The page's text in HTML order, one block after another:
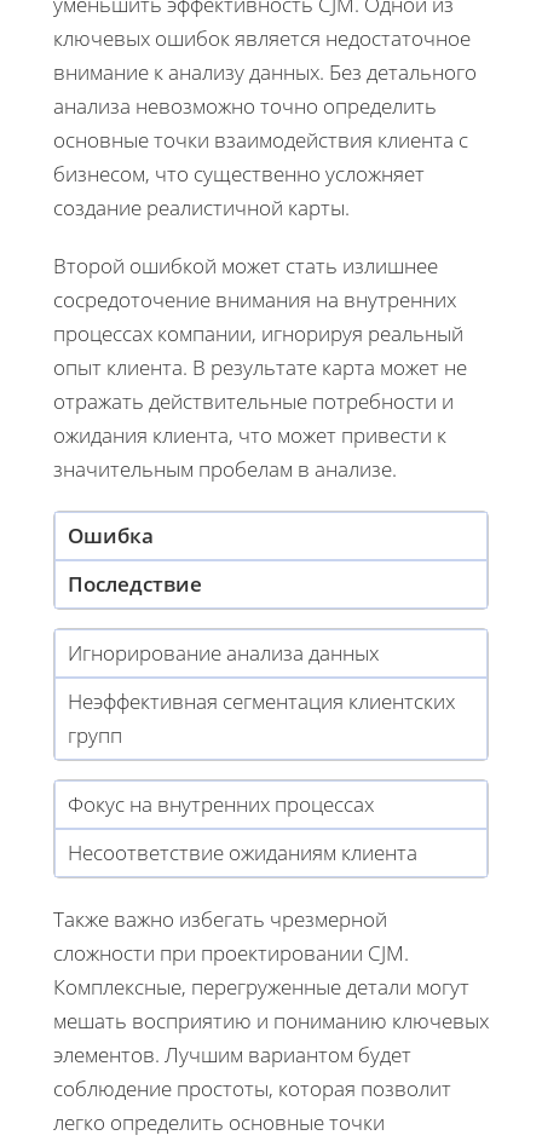
ключевых ошибок является недостаточное
внимание к анализу данных. Без детального
анализа невозможно точно определить
основные точки взаимодействия клиента с
бизнесом, что существенно усложняет
создание реалистичной карты.
Второй ошибкой может стать излишнее
сосредоточение внимания на внутренних
процессах компании, игнорируя реальный
опыт клиента. В результате карта может не
отражать действительные потребности и
ожидания клиента, что может привести к
значительным пробелам в анализе.
Ошибка
Последствие
Игнорирование анализа данных
Неэффективная сегментация клиентских
групп
Фокус на внутренних процессах
Несоответствие ожиданиям клиента
Также важно избегать чрезмерной
сложности при проектировании CJM.
Комплексные, перегруженные детали могут
мешать восприятию и пониманию ключевых
элементов. Лучшим вариантом будет
соблюдение простоты, которая позволит
легко определить основные точки